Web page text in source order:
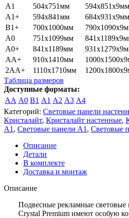
А1
504х751мм 594х851х9мм
А1+
594х841мм 684х931х9мм
B1+
700х1000мм
А0
751х1099мм
A0+
841х1189мм
AA+
910х1410мм
2AA+
1110х1710мм
Таблица размеров
Доступные форматы:
AA A0 B1 A1 A2 A3 A4
Категорий: Cветовые панели
Кристалайт, Кристалайт настенные,
A1 , Световые панели А1 , Световые
Описание
Детали
В комплекте
Доставка и монтаж
Описание
Подвесные рекламные световые
Crystal Premium имеют особую